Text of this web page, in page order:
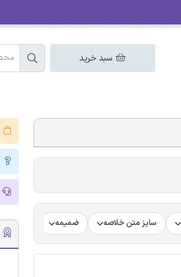
سبد خرید
سایز متن خلاصه ضمیمه فرضیه